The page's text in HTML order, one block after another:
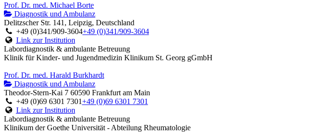
Prof. Dr. med. Michael Borte
Diagnostik und Ambulanz
Delitzscher Str. 141, Leipzig, Deutschland
+49 (0)341/909-3604+49 (0)341/909-3604
Link zur Institution
Labordiagnostik & ambulante Betreuung
Klinik für Kinder- und Jugendmedizin Klinikum St. Georg gGmbH
Prof. Dr. med. Harald Burkhardt
Diagnostik und Ambulanz
Theodor-Stern-Kai 7 60590 Frankfurt am Main
+49 (0)69 6301 7301+49 (0)69 6301 7301
Link zur Institution
Labordiagnostik & ambulante Betreuung
Klinikum der Goethe Universität - Abteilung Rheumatologie